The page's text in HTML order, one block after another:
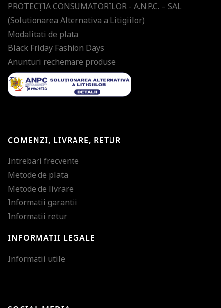
PROTECŢIA CONSUMATORILOR - A.N.P.C. – SAL
(Solutionarea Alternativa a Litigiilor)
Modalitati de plata
Black Friday Fashion Days
Anunturi rechemare produse
COMENZI, LIVRARE, RETUR
Intrebari frecvente
Metode de plata
Metode de livrare
Informatii garantii
Informatii retur
INFORMATII LEGALE
Informatii utile